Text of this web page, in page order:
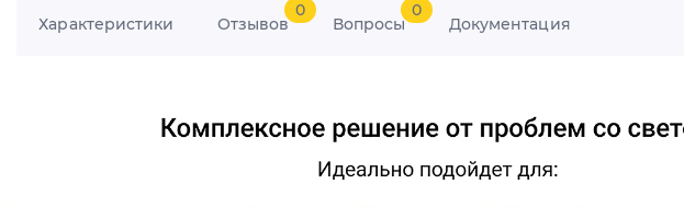
Характеристики Отзывов
0
Вопросы
0
Документация